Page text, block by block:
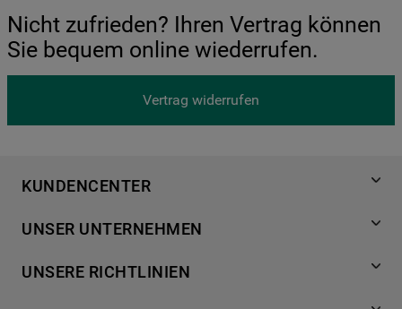
Nicht zufrieden? Ihren Vertrag können
Sie bequem online wiederrufen.
Vertrag widerrufen
KUNDENCENTER
Händlersuche
Häufige Fragen
UNSER UNTERNEHMEN
Für Händler
UNSERE RICHTLINIEN